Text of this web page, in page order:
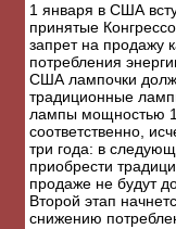
1 января в США
принятые
запрет на продажу
потребления
США лампочки
традиционные
лампы мощностью
соответственно,
три года: в
приобрести
продаже не будут
Второй этап
снижению